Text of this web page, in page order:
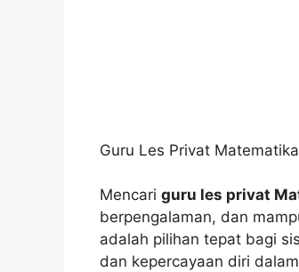
Guru Les Privat
Mencari guru les privat
berpengalaman, dan
adalah pilihan tepat bagi
dan kepercayaan diri